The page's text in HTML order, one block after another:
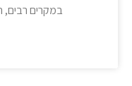
במקרים רבים,